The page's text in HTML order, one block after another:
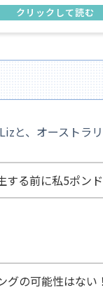
と、オーストラ
する前に私5ポン
グの可能性はない